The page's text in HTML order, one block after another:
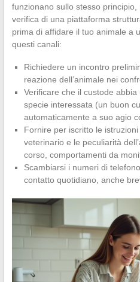
funzionano sullo stesso
verifica di una piattaforma
prima di affidare il tuo animale a
questi canali:
Richiedere un incontro
reazione dell’animale nei
Verificare che il custode abbia
specie interessata (un buon
automaticamente a suo agio
Fornire per iscritto le
veterinario e le peculiarità
corso, comportamenti da
Scambiarsi i numeri di
contatto quotidiano, anche